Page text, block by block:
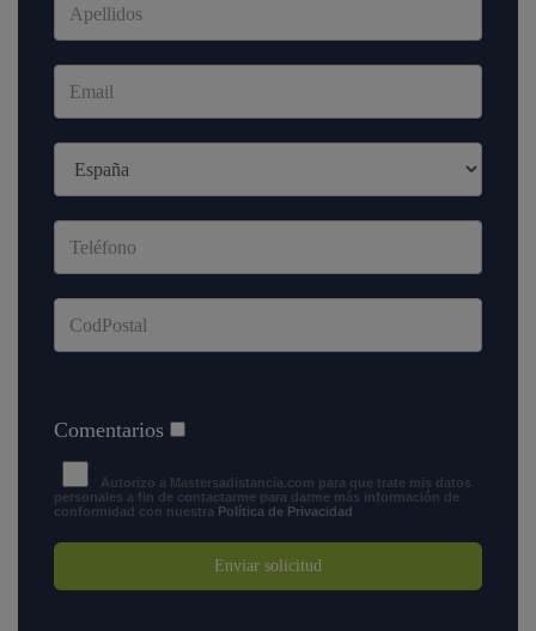
Comentarios
Autorizo a Mastersadistancia.com para que trate mis datos
personales a fin de contactarme para darme más información de
conformidad con nuestra Política de Privacidad
Enviar solicitud